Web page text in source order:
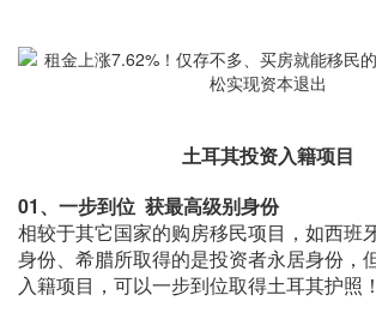
土耳其投资入籍项目
01、 一步到位 获最高级别身份
相较于其它国家的购房移民项目，如西班
身份、希腊所取得的是投资者永居身份，
入籍项目，可以一步到位取得土耳其护照！